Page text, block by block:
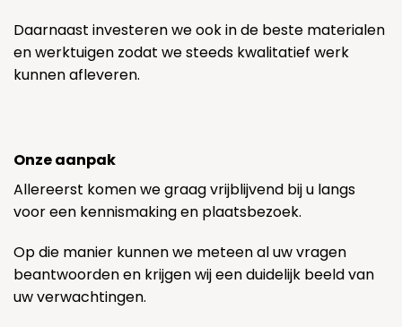
Daarnaast investeren we ook in de beste materialen
en werktuigen zodat we steeds kwalitatief werk
kunnen afleveren.
Onze aanpak
Allereerst komen we graag vrijblijvend bij u langs
voor een kennismaking en plaatsbezoek.
Op die manier kunnen we meteen al uw vragen
beantwoorden en krijgen wij een duidelijk beeld van
uw verwachtingen.